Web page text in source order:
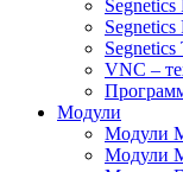
Segnetics
Segnetics
Segnetics
VNC –
Модули
Модули
Модули